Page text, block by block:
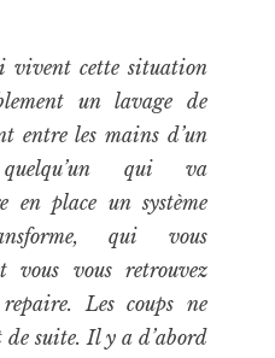
vivent cette situation
un lavage de
entre les mains d’un
quelqu’un qui va
en place un système
qui vous
vous vous retrouvez
Les coups ne
suite. Il y a d’abord